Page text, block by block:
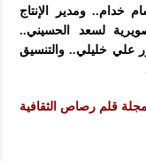
خدام.. ومدير الإنتاج
لسعد الحسيني..
علي خليلي.. والتنسيق
مجلة قلم رصاص الثقافية